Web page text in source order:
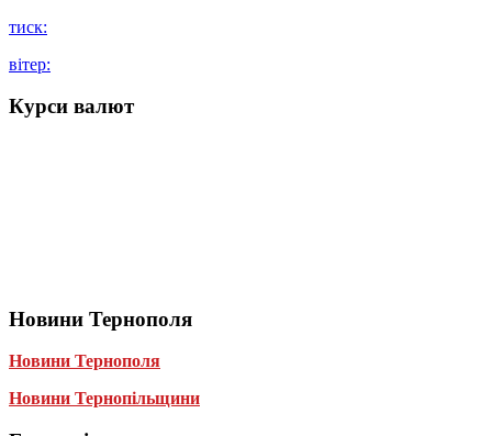
тиск:
вітер:
Курси валют
Новини Тернополя
Новини Тернополя
Новини Тернопільщини